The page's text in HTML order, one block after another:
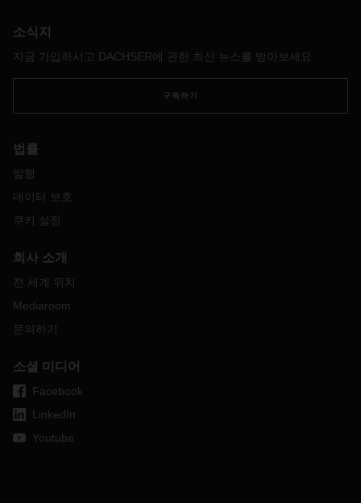
을 미치고
소식지
지금 가입하시고 DACHSER에 관한 최신 뉴스를 받아보세요
구독하기
법률
발행
데이터 보호
쿠키 설정
회사 소개
전 세계 위치
Mediaroom
문의하기
소셜 미디어
Facebook
LinkedIn
Youtube